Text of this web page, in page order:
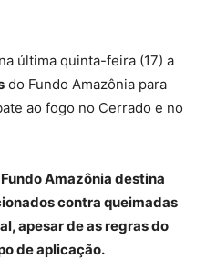
última quinta-feira (17) a
do Fundo Amazônia para
ao fogo no Cerrado e no
Amazônia destina
contra queimadas
apesar de as regras do
de aplicação.